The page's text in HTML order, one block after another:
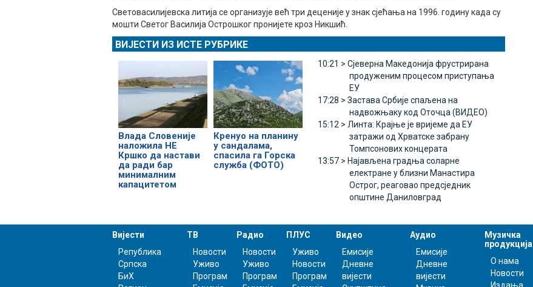
Световасилијевска литија се организује већ три деценије у знак сјећања на 1996. годину када су
мошти Светог Василија Острошког пронијете кроз Никшић.
ВИЈЕСТИ ИЗ ИСТЕ РУБРИКЕ
Влада Словеније
наложила НЕ
Кршко да настави
да ради бар
минималним
капацитетом
Кренуо на планину
у сандалама,
спасила га Горска
служба (ФОТО)
10:21 > Сјеверна Македонија фрустрирана
продуженим процесом приступања
ЕУ
17:28 > Застава Србије спаљена на
надвожњаку код Оточца (ВИДЕО)
15:12 > Линта: Крајње је вријеме да ЕУ
затражи од Хрватске забрану
Томпсонових концерата
13:57 > Најављена градња соларне
електране у близни Манастира
Острог, реаговао предсједник
општине Даниловград
Вијести
Република
Српска
БиХ
ТВ
Новости
Уживо
Програм
Радио
Новости
Уживо
Програм
ПЛУС
Уживо
Новости
Програм
Видео
Емисије
Дневне
вијести
Аудио
Емисије
Дневне
вијести
Музичка
продукција
О нама
Новости